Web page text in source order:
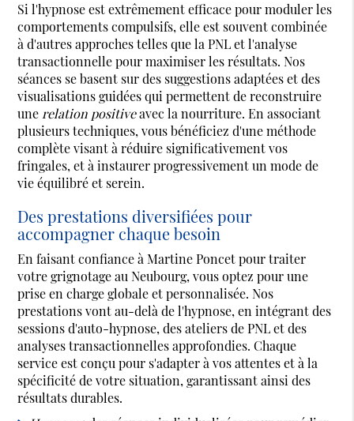
Si l'hypnose est extrêmement efficace pour moduler les
comportements compulsifs, elle est souvent combinée
à d'autres approches telles que la PNL et l'analyse
transactionnelle pour maximiser les résultats. Nos
séances se basent sur des suggestions adaptées et des
visualisations guidées qui permettent de reconstruire
une relation positiveavec la nourriture. En associant
plusieurs techniques, vous bénéficiez d'une méthode
complète visant à réduire significativement vos
fringales, et à instaurer progressivement un mode de
vie équilibré et serein.
Des prestations diversifiées pour
accompagner chaque besoin
En faisant confiance à Martine Poncet pour traiter
votre grignotage au Neubourg, vous optez pour une
prise en charge globale et personnalisée. Nos
prestations vont au-delà de l'hypnose, en intégrant des
sessions d'auto-hypnose, des ateliers de PNL et des
analyses transactionnelles approfondies. Chaque
service est conçu pour s'adapter à vos attentes et à la
spécificité de votre situation, garantissant ainsi des
résultats durables.